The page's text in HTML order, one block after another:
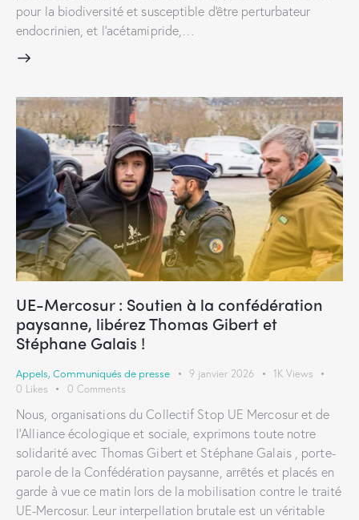
pour la biodiversité et susceptible d'être perturbateur
endocrinien, et l’acétamipride,…
UE-Mercosur : Soutien à la confédération
paysanne, libérez Thomas Gibert et
Stéphane Galais !
Appels, Communiqués de presse 9 janvier 2026 1K Views
0 Likes 0 Comments
Nous, organisations du Collectif Stop UE Mercosur et de
l’Alliance écologique et sociale, exprimons toute notre
solidarité avec Thomas Gibert et Stéphane Galais , porte-
parole de la Confédération paysanne, arrêtés et placés en
garde à vue ce matin lors de la mobilisation contre le traité
UE-Mercosur. Leur interpellation brutale est un véritable